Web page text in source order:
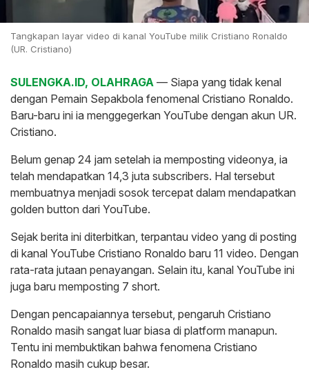
Tangkapan layar video di kanal YouTube milik Cristiano Ronaldo
(UR. Cristiano)
SULENGKA.ID, OLAHRAGA — Siapa yang tidak kenal
dengan Pemain Sepakbola fenomenal Cristiano Ronaldo.
Baru-baru ini ia menggegerkan YouTube dengan akun UR.
Cristiano.
Belum genap 24 jam setelah ia memposting videonya, ia
telah mendapatkan 14,3 juta subscribers. Hal tersebut
membuatnya menjadi sosok tercepat dalam mendapatkan
golden button dari YouTube.
Sejak berita ini diterbitkan, terpantau video yang di posting
di kanal YouTube Cristiano Ronaldo baru 11 video. Dengan
rata-rata jutaan penayangan. Selain itu, kanal YouTube ini
juga baru memposting 7 short.
Dengan pencapaiannya tersebut, pengaruh Cristiano
Ronaldo masih sangat luar biasa di platform manapun.
Tentu ini membuktikan bahwa fenomena Cristiano
Ronaldo masih cukup besar.